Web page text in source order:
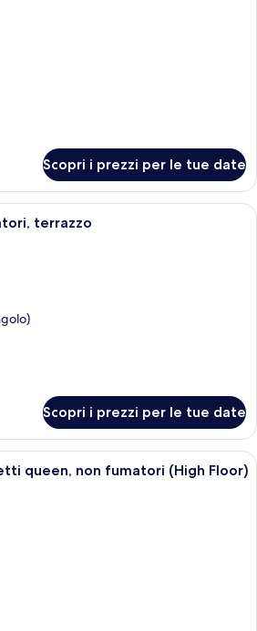
Scopri i prezzi per le tue date
Una camera d'albergo moderna
terrazzo
Scopri i prezzi per le tue date
Camera d'albergo con due letti, una
queen, non fumatori (High Floor)